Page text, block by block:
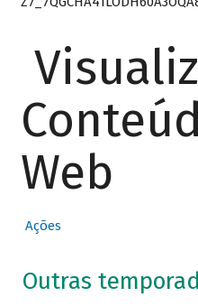
Web
Ações
Outras